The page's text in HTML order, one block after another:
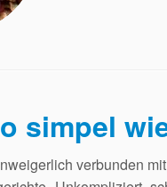
simpel
verbunden